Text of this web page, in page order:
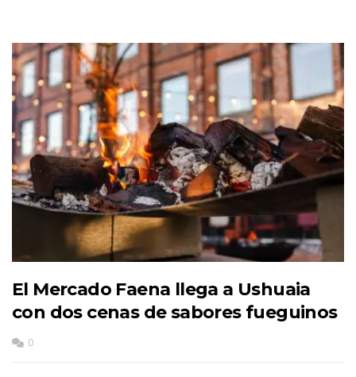
El Mercado Faena llega a Ushuaia
con dos cenas de sabores fueguinos
0